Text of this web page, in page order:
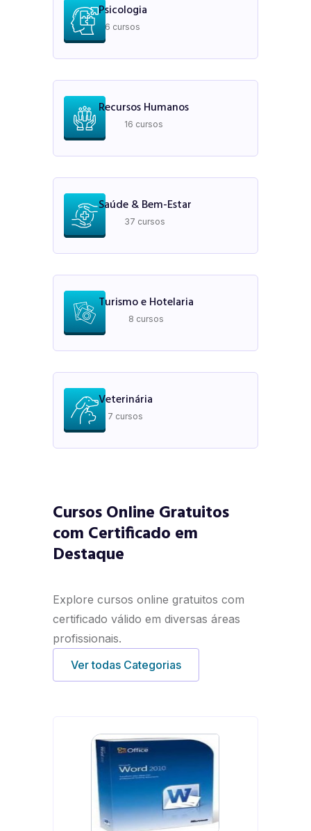
Psicologia
6 cursos
Recursos Humanos
16 cursos
Saúde & Bem-Estar
37 cursos
Turismo e Hotelaria
8 cursos
Veterinária
7 cursos
Cursos Online Gratuitos
com Certificado em
Destaque
Explore cursos online gratuitos com
certificado válido em diversas áreas
profissionais.
Ver todas Categorias